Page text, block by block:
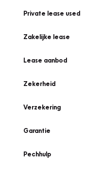
Private lease used
Zakelijke lease
Lease aanbod
Zekerheid
Verzekering
Garantie
Pechhulp